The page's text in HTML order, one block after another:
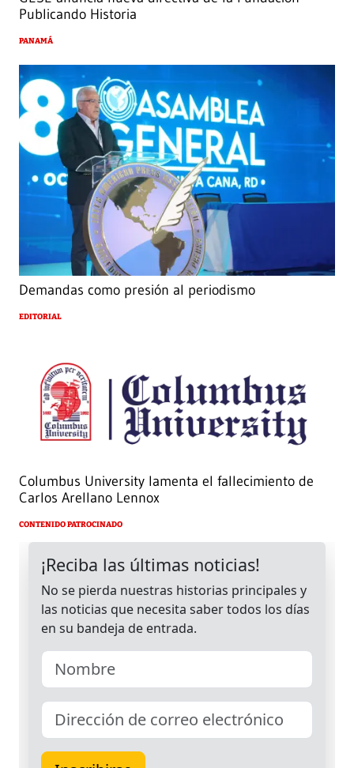
Publicando Historia
PANAMÁ
Demandas como presión al periodismo
EDITORIAL
Columbus University lamenta el fallecimiento de
Carlos Arellano Lennox
CONTENIDO PATROCINADO